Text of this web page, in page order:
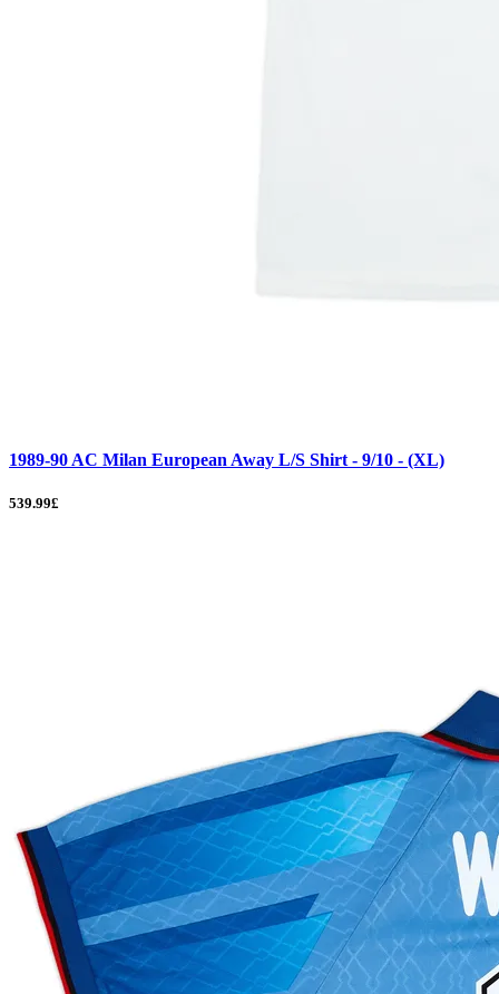
1989-90 AC Milan European Away L/S Shirt - 9/10 - (XL)
539.99£